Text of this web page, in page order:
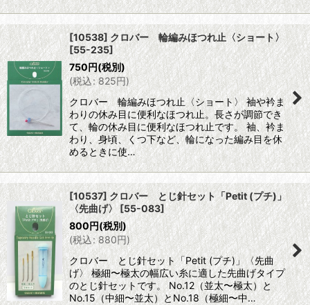
[10538] クロバー 輪編みほつれ止〈ショート〉
[55-235]
750円(税別)
(税込: 825円)
クロバー 輪編みほつれ止〈ショート〉 袖や衿ま
わりの休み目に便利なほつれ止。長さが調節でき
て、輪の休み目に便利なほつれ止です。 袖、衿ま
わり、身頃、くつ下など、輪になった編み目を休
めるときに使…
[10537] クロバー とじ針セット「Petit (プチ)」
〈先曲げ〉[55-083]
800円(税別)
(税込: 880円)
クロバー とじ針セット「Petit (プチ)」〈先曲
げ〉 極細〜極太の幅広い糸に適した先曲げタイプ
のとじ針セットです。 No.12（並太〜極太）と
No.15（中細〜並太）とNo.18（極細〜中…